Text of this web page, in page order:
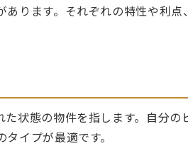
ります。それぞれの特性や利点
状態の物件を指します。自分の
イプが最適です。